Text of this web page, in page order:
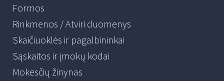
Formos
Rinkmenos / Atviri duomenys
Skaičiuoklės ir pagalbininkai
Sąskaitos ir įmokų kodai
Mokesčių žinynas